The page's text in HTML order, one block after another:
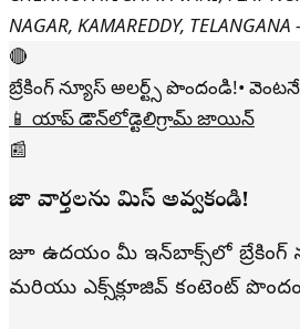
NAGAR, KAMAREDDY, TELANGANA
🔴
బ్రేకింగ్ న్యూస్ అలర్ట్స్ పొందండి!•
📱 యాప్ డౌన్‌లోడ్టెలిగ్రామ్ జాయిన్
📰
తాజా వార్తలను మిస్ అవ్వకండి!
రోజూ ఉదయం మీ ఇన్‌బాక్స్‌లో బ్రేకింగ్
మరియు ఎక్స్‌క్లూజివ్ కంటెంట్